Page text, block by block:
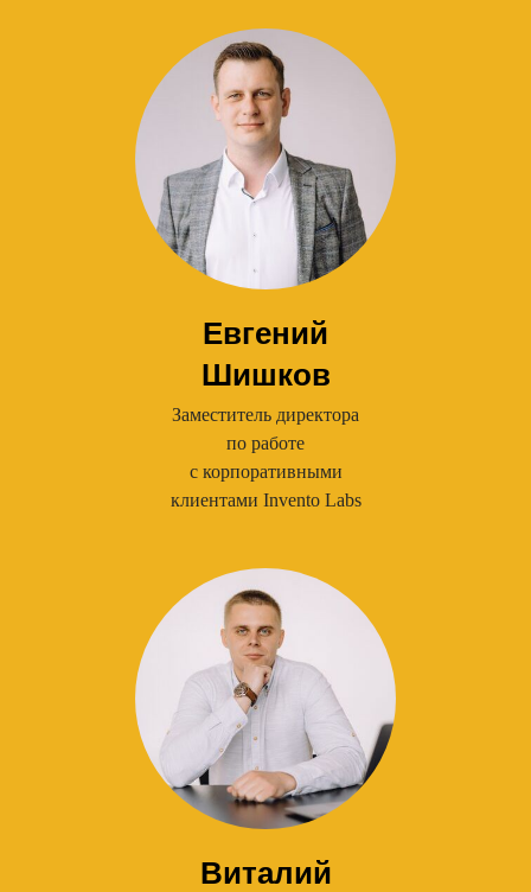
Евгений
Шишков
Заместитель директора
по работе
с корпоративными
клиентами Invento Labs
Виталий